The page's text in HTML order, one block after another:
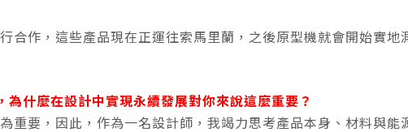
合作，這些產品現在正運往索馬里蘭，之後原型機就會開始實地
什麼在設計中實現永續發展對你來說這麼重要？
重要，因此，作為一名設計師，我竭力思考產品本身、材料與能